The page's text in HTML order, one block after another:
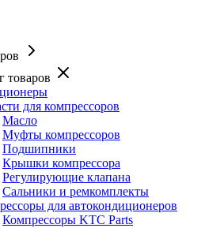
товаров
для компрессоров
Масло
Муфты компрессоров
Подшипники
Крышки компрессора
Регулирующие клапана
Сальники и ремкомплекты
для автокондиционеров
Компрессоры KTC Parts